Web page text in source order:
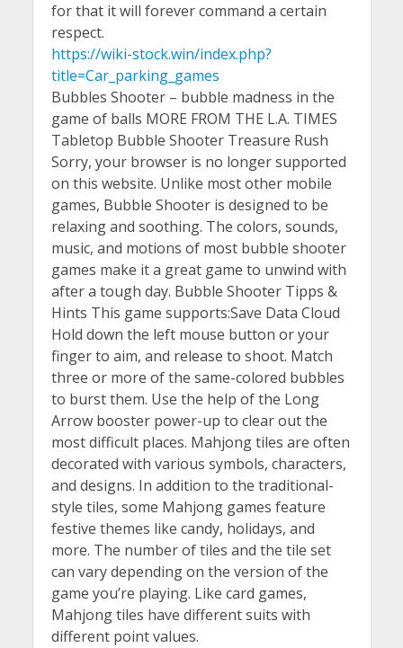
for that it will forever command a certain
respect.
https://wiki-stock.win/index.php?
title=Car_parking_games
Bubbles Shooter – bubble madness in the
game of balls MORE FROM THE L.A. TIMES
Tabletop Bubble Shooter Treasure Rush
Sorry, your browser is no longer supported
on this website. Unlike most other mobile
games, Bubble Shooter is designed to be
relaxing and soothing. The colors, sounds,
music, and motions of most bubble shooter
games make it a great game to unwind with
after a tough day. Bubble Shooter Tipps &
Hints This game supports:Save Data Cloud
Hold down the left mouse button or your
finger to aim, and release to shoot. Match
three or more of the same-colored bubbles
to burst them. Use the help of the Long
Arrow booster power-up to clear out the
most difficult places. Mahjong tiles are often
decorated with various symbols, characters,
and designs. In addition to the traditional-
style tiles, some Mahjong games feature
festive themes like candy, holidays, and
more. The number of tiles and the tile set
can vary depending on the version of the
game you’re playing. Like card games,
Mahjong tiles have different suits with
different point values.